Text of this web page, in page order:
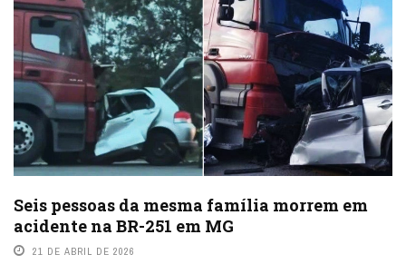
Seis pessoas da mesma família morrem em
acidente na BR-251 em MG
21 DE ABRIL DE 2026